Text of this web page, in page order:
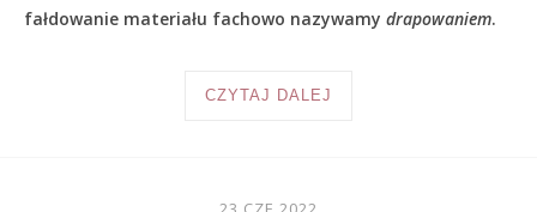
fałdowanie materiału fachowo nazywamy drapowaniem.
CZYTAJ DALEJ